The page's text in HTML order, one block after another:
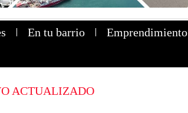
En tu barrio
Emprendimiento
ACTUALIZADO